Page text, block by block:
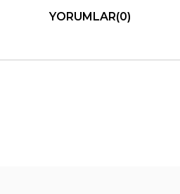
YORUMLAR(0)